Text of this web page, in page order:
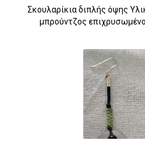
Σκουλαρίκια διπλής όψης
μπρούντζος